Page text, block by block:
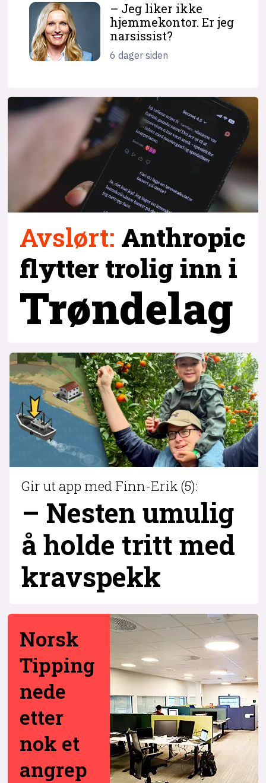
– Jeg liker ikke
hjemme­kontor. Er jeg
narsissist?
6 dager siden
Avslørt: Anthropic
flytter trolig inn i
Trøndelag
Gir ut app med Finn-Erik (5):
– Nesten umulig
å holde tritt med
krav­spekk
Norsk
Tipping
nede
etter
nok et
angrep